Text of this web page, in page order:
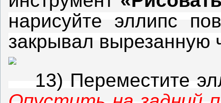
нарисуйте эллипс
закрывал вырезанную
13) Переместите